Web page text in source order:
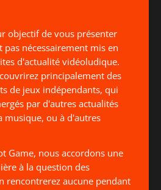
objectif de vous présenter
pas nécessairement mis en
d'actualité vidéoludique.
principalement des
de jeux indépendants, qui
par d'autres actualités
musique, ou à d'autres
Game, nous accordons une
à la question des
rencontrerez aucune pendant